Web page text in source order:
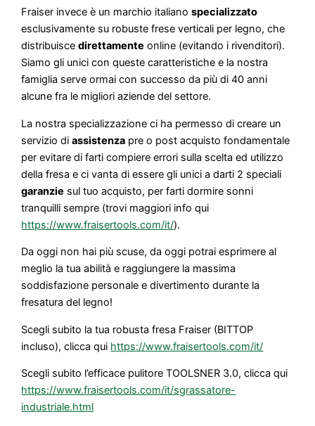
Fraiser invece è un marchio italianospecializzato
esclusivamente su robuste frese verticali per legno, che
distribuiscedirettamente online (evitando i rivenditori).
Siamo gli unici con queste caratteristiche e la nostra
famiglia serve ormai con successo da più di 40 anni
alcune fra le migliori aziende del settore.
La nostra specializzazione ci ha permesso di creare un
servizio diassistenza pre o post acquisto fondamentale
per evitare di farti compiere errori sulla scelta ed utilizzo
della fresa e ci vanta di essere gli unici a darti 2 speciali
garanzie sul tuo acquisto, per farti dormire sonni
tranquilli sempre (trovi maggiori info qui
https://www.fraisertools.com/it/).
Da oggi non hai più scuse, da oggi potrai esprimere al
meglio la tua abilità e raggiungere la massima
soddisfazione personale e divertimento durante la
fresatura del legno!
Scegli subito la tua robusta fresa Fraiser (BITTOP
incluso), clicca qui https://www.fraisertools.com/it/
Scegli subito l’efficace pulitore TOOLSNER 3.0, clicca qui
https://www.fraisertools.com/it/sgrassatore-
industriale.html